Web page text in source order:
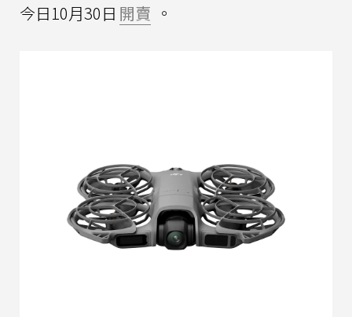
今日10月30日 開賣 。